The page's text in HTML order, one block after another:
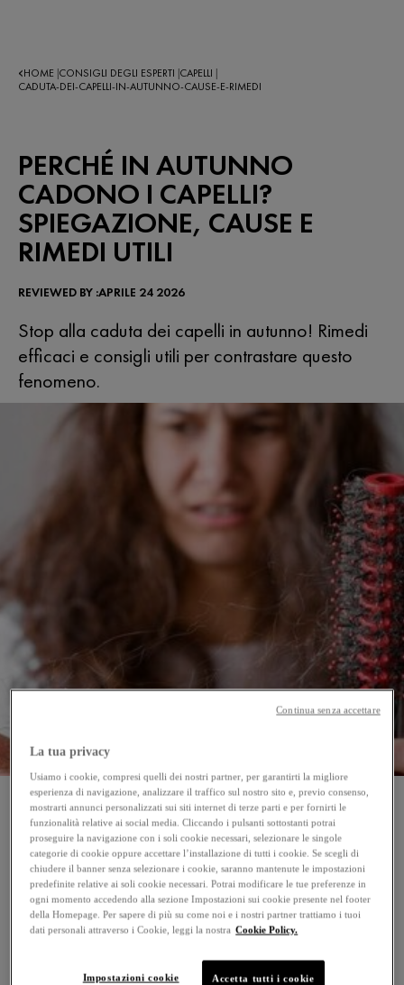
HOME CONSIGLI DEGLI ESPERTI CAPELLI
CADUTA-DEI-CAPELLI-IN-AUTUNNO-CAUSE-E-RIMEDI
PERCHÉ IN AUTUNNO
CADONO I CAPELLI?
SPIEGAZIONE, CAUSE E
RIMEDI UTILI
Stop alla caduta dei capelli in autunno! Rimedi
efficaci e consigli utili per contrastare questo
fenomeno.
REVIEWED BY :APRILE 24 2026
L'autunno è una stagione di cambiamento, non solo per il
paesaggio che si tinge di colori caldi e le temperature che si
abbassano, ma anche per i nostri capelli. Molte persone notano
un aumento dellacaduta dei capelli in autunno, un
fenomeno che può destare preoccupazione e domande. Perché
temporanea?La risposta risiede in una combinazione di fattori
La tua privacy
Usiamo i cookie, compresi quelli dei nostri partner, per garantirti la migliore
esperienza di navigazione, analizzare il traffico sul nostro sito e, previo consenso,
mostrarti annunci personalizzati sui siti internet di terze parti e per fornirti le
funzionalità relative ai social media. Cliccando i pulsanti sottostanti potrai
proseguire la navigazione con i soli cookie necessari, selezionare le singole
categorie di cookie oppure accettare l’installazione di tutti i cookie. Se scegli di
chiudere il banner senza selezionare i cookie, saranno mantenute le impostazioni
predefinite relative ai soli cookie necessari. Potrai modificare le tue preferenze in
ogni momento accedendo alla sezione Impostazioni sui cookie presente nel footer
della Homepage. Per sapere di più su come noi e i nostri partner trattiamo i tuoi
dati personali attraverso i Cookie, leggi la nostra Cookie Policy.
Impostazioni cookie Accetta tutti i cookie
Continua senza accettare